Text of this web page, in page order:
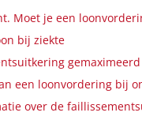
Moet je een
bij ziekte
een loonvordering bij
over de